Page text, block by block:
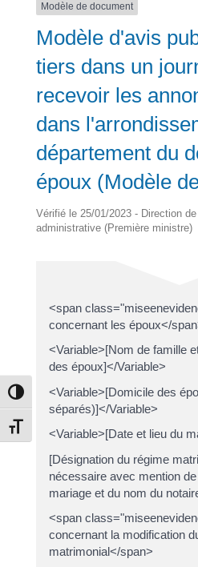
Passer en contraste élevé
Changer la taille de la police
Modèle de document
Modèle d'avis
tiers dans un
recevoir les
dans
département du
époux (Modèle
Vérifié le 25/01/2023 - Direction
administrative (Première ministre)
<span
concernant les époux</
<Variable>[Nom de famille
des époux]</Variable>
<Variable>[Domicile des
séparés)]</Variable>
<Variable>[Date et lieu du
[Désignation du régime
nécessaire avec mention
mariage et du nom du
<span
concernant la modification
matrimonial</span>